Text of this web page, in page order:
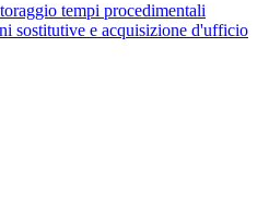
tempi procedimentali
sostitutive e acquisizione d'ufficio